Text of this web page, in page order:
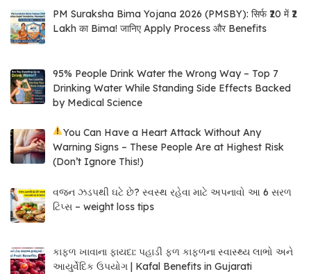
PM Suraksha Bima Yojana 2026 (PMSBY): सिर्फ ₹20 में ₹2
Lakh का Bima! जानिए Apply Process और Benefits
95% People Drink Water the Wrong Way – Top 7
Drinking Water While Standing Side Effects Backed
by Medical Science
You Can Have a Heart Attack Without Any
Warning Signs – These People Are at Highest Risk
(Don’t Ignore This!)
વજન ઝડપથી ઘટે છે? સ્વસ્થ રહેવા માટે અપનાવો આ 6 સરળ
ટિપ્સ – weight loss tips
કાફળ ખાવાના ફાયદા: પહાડી ફળ કાફળના સ્વાસ્થ્ય લાભો અને
આયુર્વેદિક ઉપયોગ | Kafal Benefits in Gujarati